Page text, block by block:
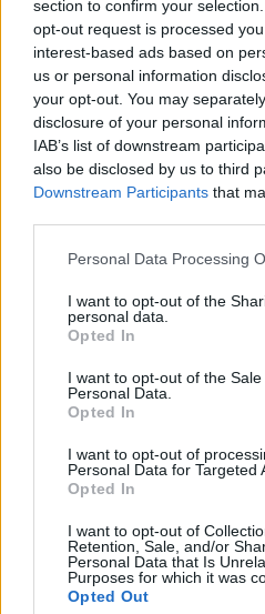
section to confirm your
opt-out request is processed
interest-based ads based on
us or personal information
your opt-out. You may
disclosure of your personal
IAB’s list of downstream
also be disclosed by us to third
Downstream Participants that
Personal Data Processing
I want to opt-out of the
personal data.
Opted In
I want to opt-out of the
Personal Data.
Opted In
I want to opt-out of
Personal Data for Targeted
Opted In
I want to opt-out of
Retention, Sale, and/or
Personal Data that Is
Purposes for which it was
Opted Out
LIVING
Design-Highlights vom Salone
LIVING